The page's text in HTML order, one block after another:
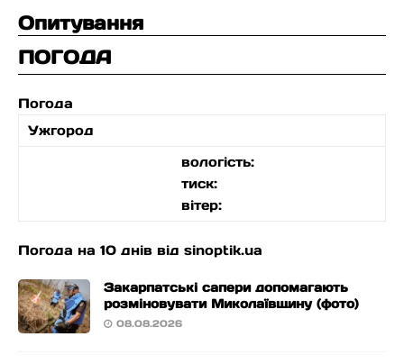
Опитування
ПОГОДА
Погода
Ужгород
вологість:
тиск:
вітер:
Погода на 10 днів від sinoptik.ua
Закарпатські сапери допомагають
розміновувати Миколаївщину (фото)
08.08.2026